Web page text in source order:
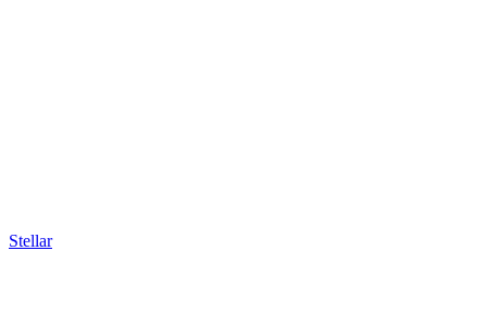
Stellar